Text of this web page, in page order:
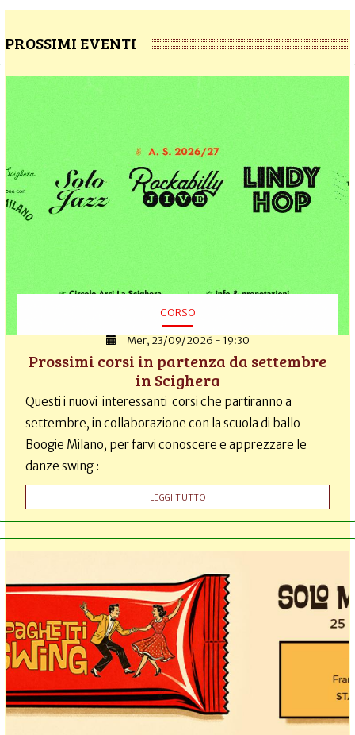
PROSSIMI EVENTI
CORSO
Mer, 23/09/2026 - 19:30
Prossimi corsi in partenza da settembre
in Scighera
Questi i nuovi interessanti corsi che partiranno a
settembre, in collaborazione con la scuola di ballo
Boogie Milano, per farvi conoscere e apprezzare le
danze swing :
LEGGI TUTTO